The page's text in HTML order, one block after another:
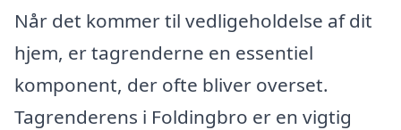
Når det kommer til vedligeholdelse af dit
hjem, er tagrenderne en essentiel
komponent, der ofte bliver overset.
Tagrenderens i Foldingbro er en vigtig